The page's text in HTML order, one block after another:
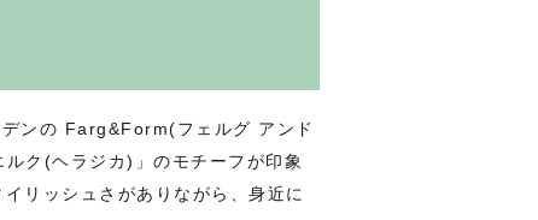
ンの Farg&Form(フェルグ アンド
ク(ヘラジカ)」のモチーフが印象
リッシュさがありながら、身近に